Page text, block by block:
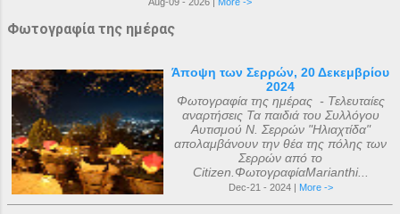
Φωτογραφία της ημέρας
Άποψη των Σερρών, 20 Δεκεμβρίου
2024
Φωτογραφία της ημέρας - Τελευταίες
αναρτήσεις Τα παιδιά του Συλλόγου
Αυτισμού Ν. Σερρών "Ηλιαχτίδα"
απολαμβάνουν την θέα της πόλης των
Σερρών από το
Citizen.ΦωτογραφίαMarianthi...
Dec-21 - 2024 | More ->